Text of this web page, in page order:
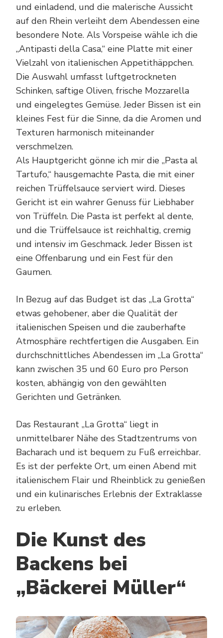
und einladend, und die malerische Aussicht
auf den Rhein verleiht dem Abendessen eine
besondere Note. Als Vorspeise wähle ich die
„Antipasti della Casa,“ eine Platte mit einer
Vielzahl von italienischen Appetithäppchen.
Die Auswahl umfasst luftgetrockneten
Schinken, saftige Oliven, frische Mozzarella
und eingelegtes Gemüse. Jeder Bissen ist ein
kleines Fest für die Sinne, da die Aromen und
Texturen harmonisch miteinander
verschmelzen.
Als Hauptgericht gönne ich mir die „Pasta al
Tartufo,“ hausgemachte Pasta, die mit einer
reichen Trüffelsauce serviert wird. Dieses
Gericht ist ein wahrer Genuss für Liebhaber
von Trüffeln. Die Pasta ist perfekt al dente,
und die Trüffelsauce ist reichhaltig, cremig
und intensiv im Geschmack. Jeder Bissen ist
eine Offenbarung und ein Fest für den
Gaumen.
In Bezug auf das Budget ist das „La Grotta“
etwas gehobener, aber die Qualität der
italienischen Speisen und die zauberhafte
Atmosphäre rechtfertigen die Ausgaben. Ein
durchschnittliches Abendessen im „La Grotta“
kann zwischen 35 und 60 Euro pro Person
kosten, abhängig von den gewählten
Gerichten und Getränken.
Das Restaurant „La Grotta“ liegt in
unmittelbarer Nähe des Stadtzentrums von
Bacharach und ist bequem zu Fuß erreichbar.
Es ist der perfekte Ort, um einen Abend mit
italienischem Flair und Rheinblick zu genießen
und ein kulinarisches Erlebnis der Extraklasse
zu erleben.
Die Kunst des
Backens bei
„Bäckerei Müller“